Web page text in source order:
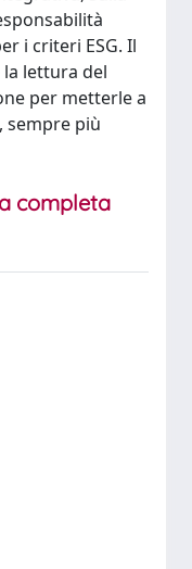
i criteri ESG. Il
lettura del
per metterle a
sempre più
completa